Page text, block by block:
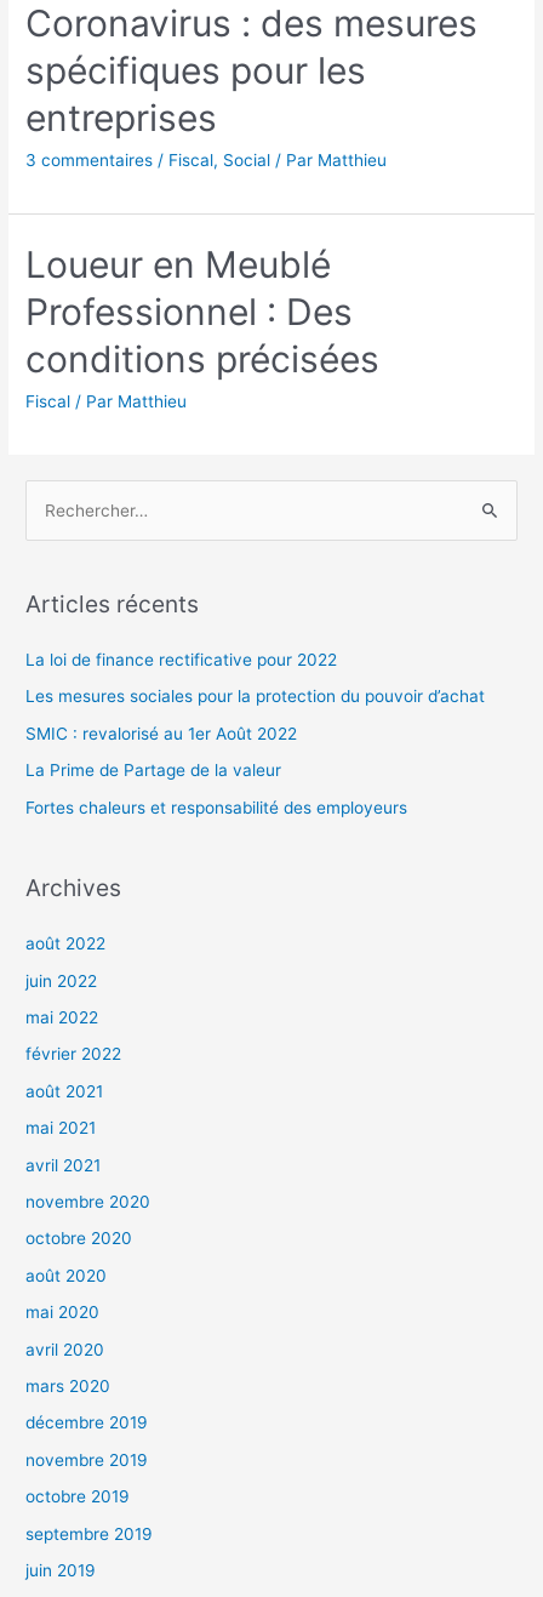
Coronavirus : des mesures
spécifiques pour les
entreprises
3 commentaires / Fiscal, Social / Par Matthieu
Loueur en Meublé
Professionnel : Des
conditions précisées
Fiscal / Par Matthieu
h
r
c
h
Articles récents
La loi de finance rectificative pour 2022
Les mesures sociales pour la protection du pouvoir d’achat
SMIC : revalorisé au 1er Août 2022
La Prime de Partage de la valeur
Fortes chaleurs et responsabilité des employeurs
Archives
août 2022
juin 2022
mai 2022
février 2022
août 2021
mai 2021
avril 2021
novembre 2020
octobre 2020
août 2020
mai 2020
avril 2020
mars 2020
décembre 2019
novembre 2019
octobre 2019
septembre 2019
juin 2019